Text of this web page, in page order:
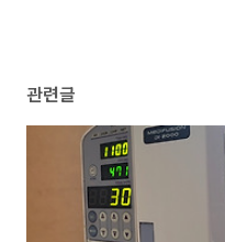
관련글